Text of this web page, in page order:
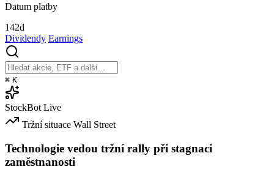
Datum platby
142d
Dividendy Earnings
⌘ K
StockBot Live
Tržní situace Wall Street
Technologie vedou tržní rally při stagnaci
zaměstnanosti